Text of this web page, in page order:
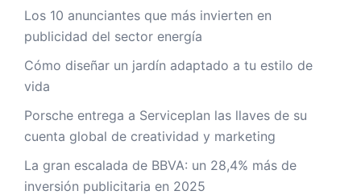
Los 10 anunciantes que más invierten en
publicidad del sector energía
Cómo diseñar un jardín adaptado a tu estilo de
vida
Porsche entrega a Serviceplan las llaves de su
cuenta global de creatividad y marketing
La gran escalada de BBVA: un 28,4% más de
inversión publicitaria en 2025